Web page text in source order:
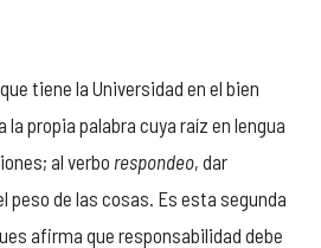
tiene la Universidad en el bien
propia palabra cuya raíz en lengua
al verbo respondeo, dar
peso de las cosas. Es esta segunda
afirma que responsabilidad debe